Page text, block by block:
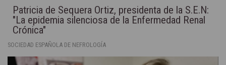
Patricia de Sequera Ortiz, presidenta de la S.E.N:
"La epidemia silenciosa de la Enfermedad Renal
Crónica"
SOCIEDAD ESPAÑOLA DE NEFROLOGÍA